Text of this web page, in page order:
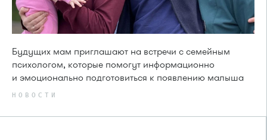
Будущих мам приглашают на встречи с семейным
психологом, которые помогут информационно
и эмоционально подготовиться к появлению малыша
НОВОСТИ